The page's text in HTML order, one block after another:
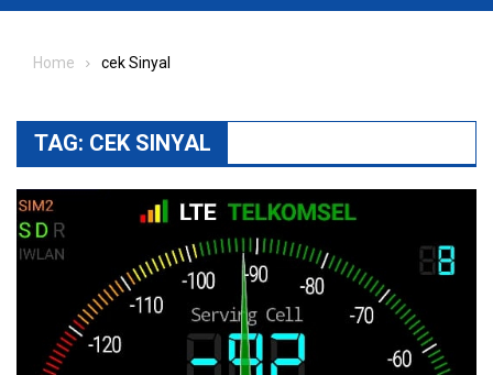
Home cek Sinyal
TAG: CEK SINYAL